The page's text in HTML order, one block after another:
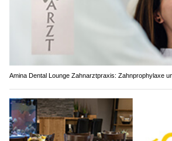
Amina Dental Lounge Zahnarztpraxis: Zahnprophylaxe